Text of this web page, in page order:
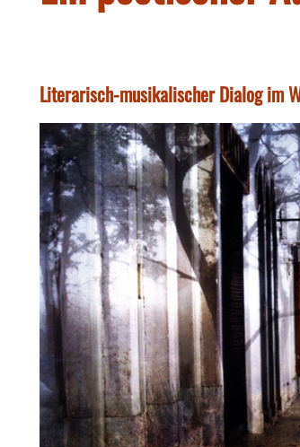
Literarisch-musikalischer Dialog im